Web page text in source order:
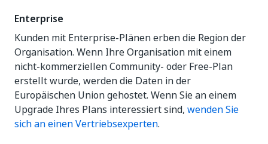
Enterprise
Kunden mit Enterprise-Plänen erben die Region der
Organisation. Wenn Ihre Organisation mit einem
nicht-kommerziellen Community- oder Free-Plan
erstellt wurde, werden die Daten in der
Europäischen Union gehostet. Wenn Sie an einem
Upgrade Ihres Plans interessiert sind, wenden Sie
sich an einen Vertriebsexperten.